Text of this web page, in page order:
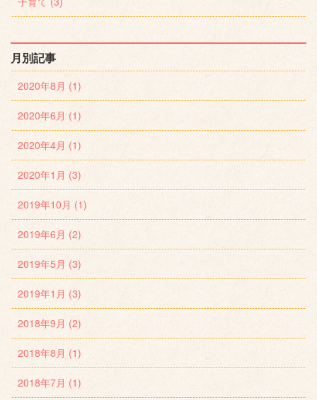
月別記事
2020年8月 (1)
2020年6月 (1)
2020年4月 (1)
2020年1月 (3)
2019年10月 (1)
2019年6月 (2)
2019年5月 (3)
2019年1月 (3)
2018年9月 (2)
2018年8月 (1)
2018年7月 (1)